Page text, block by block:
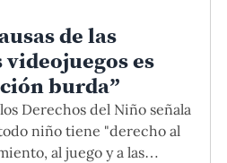
de las
videojuegos es
burda”
Derechos del Niño señala
niño tiene "derecho al
al juego y a las